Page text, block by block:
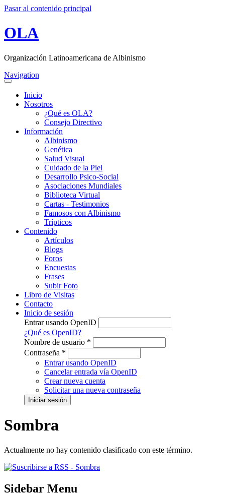
Pasar al contenido principal
OLA
Organización Latinoamericana de Albinismo
Navigation
Inicio
Nosotros
¿Qué es OLA?
Consejo Directivo
Información
Albinismo
Genética
Salud Visual
Cuidado de la Piel
Desarrollo Psico-Social
Asociaciones Mundiales
Biblioteca Virtual
Cartas - Testimonios
Famosos con Albinismo
Trípticos
Contenido
Artículos
Blogs
Foros
Encuestas
Frases
Subir Foto
Libro de Visitas
Contacto
Inicio de sesión
Entrar usando OpenID
¿Qué es OpenID?
Nombre de usuario *
Contraseña *
Entrar usando OpenID
Cancelar entrada vía OpenID
Crear nueva cuenta
Solicitar una nueva contraseña
Sombra
Actualmente no hay contenido clasificado con este término.
Sidebar Menu